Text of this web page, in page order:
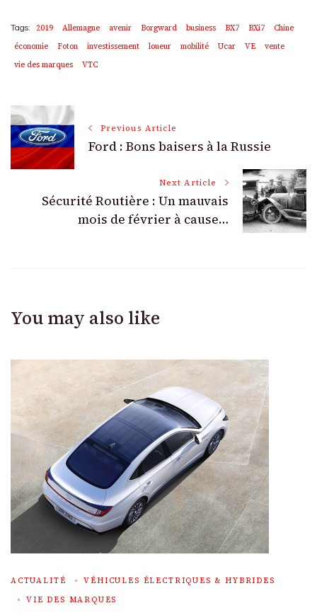
Tags: 2019 Allemagne avenir Borgward business BX7 BXi7
Chine
économie
Foton investissement loueur mobilité Ucar VE
vente
vie des marques
VTC
Post
Navigation
Previous Article
Ford : Bons baisers à la Russie
Next Article
Sécurité Routière : Un mauvais
mois de février à cause…
You may also like
ACTUALITÉ
VÉHICULES ÉLECTRIQUES & HYBRIDES
VIE DES MARQUES